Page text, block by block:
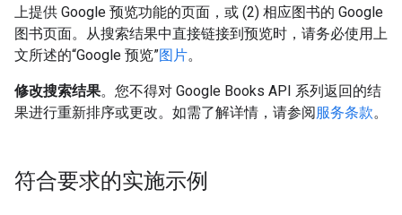
上提供 Google 预览功能的页面，或 (2) 相应图书的 Google
图书页面。从搜索结果中直接链接到预览时，请务必使用上
文所述的“Google 预览”图片。
修改搜索结果。您不得对 Google Books API 系列返回的结
果进行重新排序或更改。如需了解详情，请参阅服务条款。
符合要求的实施示例